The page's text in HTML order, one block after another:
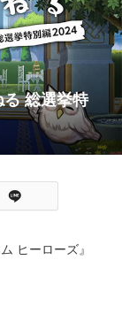
る 総選挙特
ヒーローズ』